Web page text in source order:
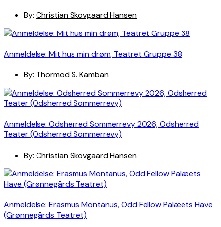
By: Christian Skovgaard Hansen
Anmeldelse: Mit hus min drøm, Teatret Gruppe 38
By: Thormod S. Kamban
Anmeldelse: Odsherred Sommerrevy 2026, Odsherred
Teater (Odsherred Sommerrevy)
By: Christian Skovgaard Hansen
Anmeldelse: Erasmus Montanus, Odd Fellow Palæets Have
(Grønnegårds Teatret)